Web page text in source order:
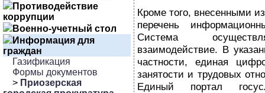
Противодействие
коррупции
Военно-учетный стол
Информация для
граждан
Газификация
Формы документов
> Приозерская
Кроме того, внесенными
перечень
Система
взаимодействие. В
частности, единая
занятости и трудовых
Единый портал